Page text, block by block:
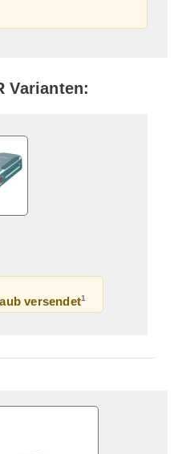
Varianten:
versendet1